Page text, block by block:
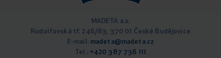
MADETA a.s.
Rudolfovská tř. 246/83, 370 01 České Budějovice
E-mail: madeta@madeta.cz
Tel.: +420 387 736 111